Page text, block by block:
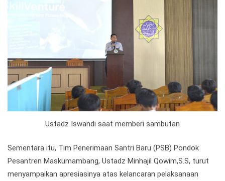
Ustadz Iswandi saat memberi sambutan
Sementara itu, Tim Penerimaan Santri Baru (PSB) Pondok
Pesantren Maskumambang, Ustadz Minhajil Qowim,S.S, turut
menyampaikan apresiasinya atas kelancaran pelaksanaan